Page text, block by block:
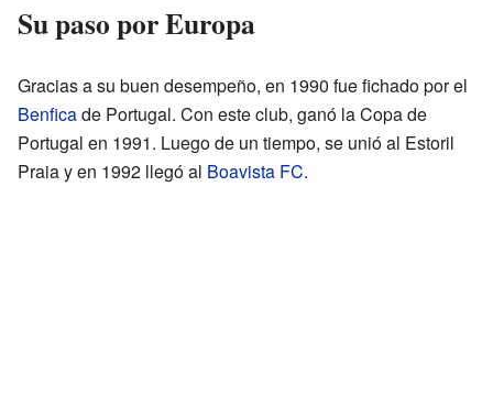
Su paso por Europa
Gracias a su buen desempeño, en 1990 fue fichado por el
Benficade Portugal. Con este club, ganó la Copa de
Portugal en 1991. Luego de un tiempo, se unió al Estoril
Praia y en 1992 llegó al Boavista FC.